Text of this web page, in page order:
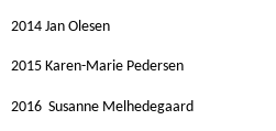
2014 Jan Olesen
2015 Karen-Marie Pedersen
2016 Susanne Melhedegaard